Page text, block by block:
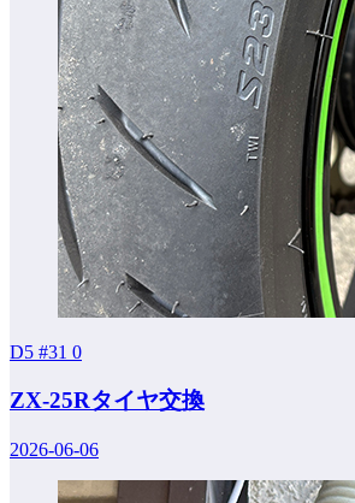
D5 #31 0
ZX-25Rタイヤ交換
2026-06-06